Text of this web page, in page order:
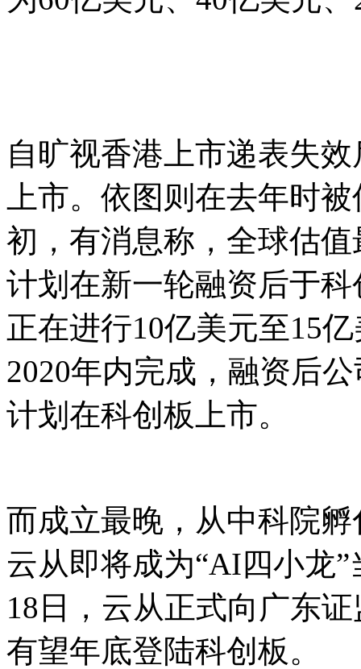
自旷视香港上市递表失
上市。依图则在去年时
初，有消息称，全球估
计划在新一轮融资后于
正在进行10亿美元至15
2020年内完成，融资后
计划在科创板上市。
而成立最晚，从中科院
云从即将成为“AI四小龙
18日，云从正式向广东
有望年底登陆科创板。